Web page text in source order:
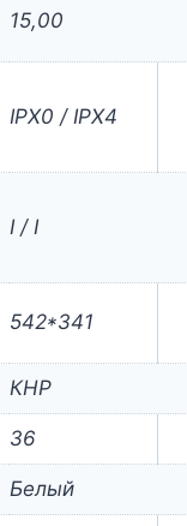
15,00
IPX0 / IPX4
I / I
542*341
КНР
36
Белый